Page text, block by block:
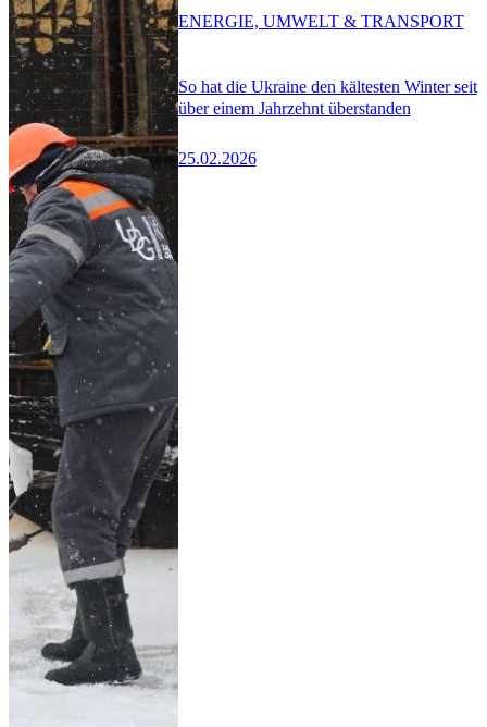
So hat die Ukraine den kältesten Winter seit
über einem Jahrzehnt überstanden
25.02.2026
ENERGIE, UMWELT & TRANSPORT